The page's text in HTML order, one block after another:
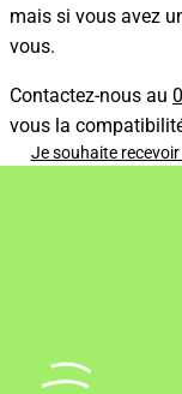
mais si vous avez
vous.
Contactez-nous au
vous la
Je souhaite